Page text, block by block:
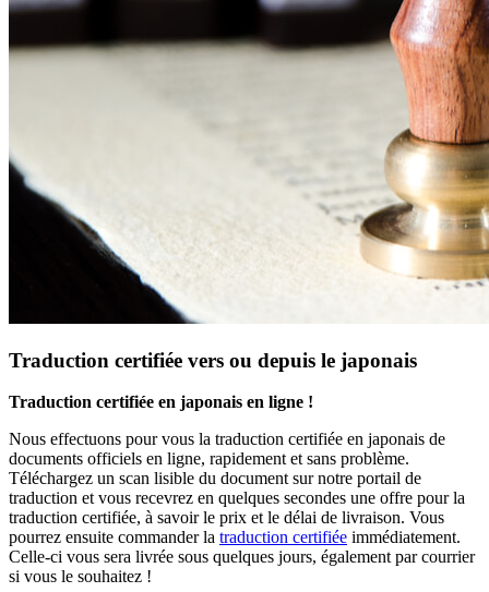
Traduction certifiée vers ou depuis le japonais
Traduction certifiée en japonais en ligne !
Nous effectuons pour vous la traduction certifiée en japonais de
documents officiels en ligne, rapidement et sans problème.
Téléchargez un scan lisible du document sur notre portail de
traduction et vous recevrez en quelques secondes une offre pour la
traduction certifiée, à savoir le prix et le délai de livraison. Vous
pourrez ensuite commander la traduction certifiée immédiatement.
Celle-ci vous sera livrée sous quelques jours, également par courrier
si vous le souhaitez !